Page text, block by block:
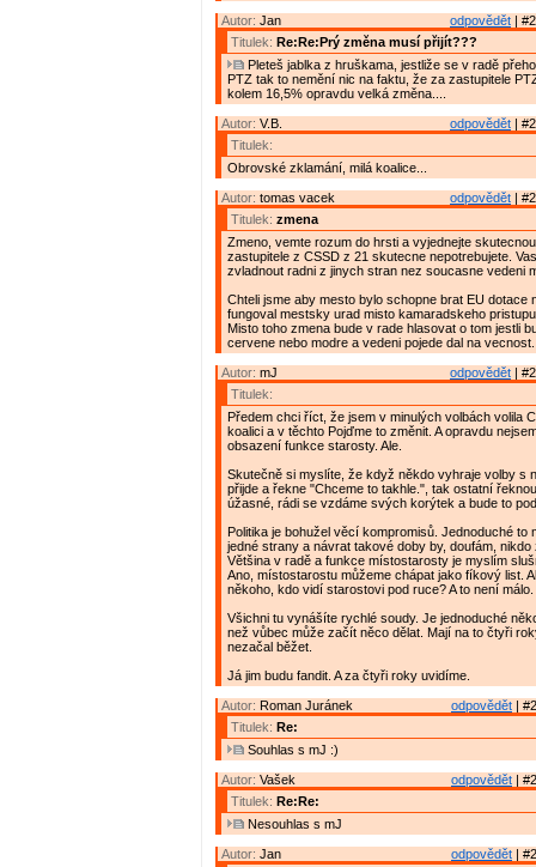
odpovědět |
Autor: Jan
Titulek: Re:Re:Prý změna musí přijít???
Pleteš jablka z hruškama, jestliže se v radě
PTZ tak to nemění nic na faktu, že za zastupitele
kolem 16,5% opravdu velká změna....
odpovědět |
Autor: V.B.
Titulek:
Obrovské zklamání, milá koalice...
odpovědět |
Autor: tomas vacek
Titulek: zmena
Zmeno, vemte rozum do hrsti a vyjednejte
zastupitele z CSSD z 21 skutecne nepotrebujete.
zvladnout radni z jinych stran nez soucasne vedeni
Chteli jsme aby mesto bylo schopne brat EU dotace
fungoval mestsky urad misto kamaradskeho
Misto toho zmena bude v rade hlasovat o tom jestli
cervene nebo modre a vedeni pojede dal na vecnost.
odpovědět |
Autor: mJ
Titulek:
Předem chci říct, že jsem v minulých volbách volila
koalici a v těchto Pojďme to změnit. A opravdu
obsazení funkce starosty. Ale.
Skutečně si myslíte, že když někdo vyhraje volby s
přijde a řekne "Chceme to takhle.", tak ostatní
úžasné, rádi se vzdáme svých korýtek a bude to
Politika je bohužel věcí kompromisů. Jednoduché to
jedné strany a návrat takové doby by, doufám, nikdo
Většina v radě a funkce místostarosty je myslím
Ano, místostarostu můžeme chápat jako fíkový list.
někoho, kdo vidí starostovi pod ruce? A to není málo.
Všichni tu vynášíte rychlé soudy. Je jednoduché
než vůbec může začít něco dělat. Mají na to čtyři
nezačal běžet.
Já jim budu fandit. A za čtyři roky uvidíme.
odpovědět |
Autor: Roman Juránek
Titulek: Re:
Souhlas s mJ :)
odpovědět |
Autor: Vašek
Titulek: Re:Re:
Nesouhlas s mJ
odpovědět |
Autor: Jan